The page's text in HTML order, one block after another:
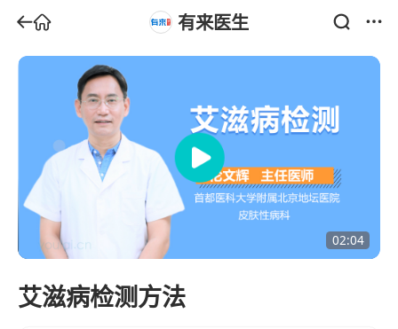
有来医生
02:04
艾滋病检测方法